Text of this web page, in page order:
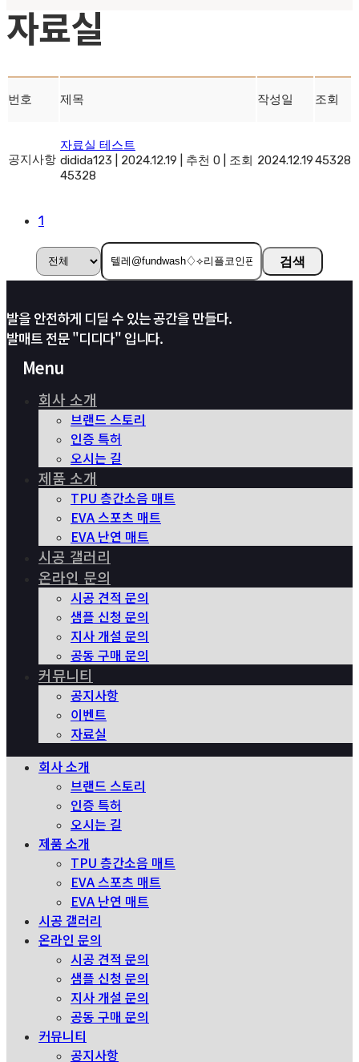
자료실
번호 제목 작성일 조회
공지사항
자료실 테스트
didida123
2024.12.19 추천 0
조회
45328
2024.12.1945328
1
검색
발을 안전하게 디딜 수 있는 공간을 만들다.
발매트 전문 "디디다" 입니다.
Menu
회사 소개
브랜드 스토리
인증 특허
오시는 길
제품 소개
TPU 층간소음 매트
EVA 스포츠 매트
EVA 난연 매트
시공 갤러리
온라인 문의
시공 견적 문의
샘플 신청 문의
지사 개설 문의
공동 구매 문의
커뮤니티
공지사항
이벤트
자료실
회사 소개
브랜드 스토리
인증 특허
오시는 길
제품 소개
TPU 층간소음 매트
EVA 스포츠 매트
EVA 난연 매트
시공 갤러리
온라인 문의
시공 견적 문의
샘플 신청 문의
지사 개설 문의
공동 구매 문의
커뮤니티
공지사항